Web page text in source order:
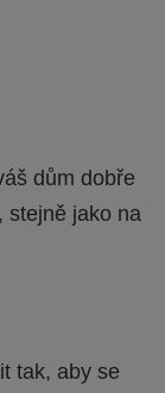
dům dobře
stejně jako na
tak, aby se